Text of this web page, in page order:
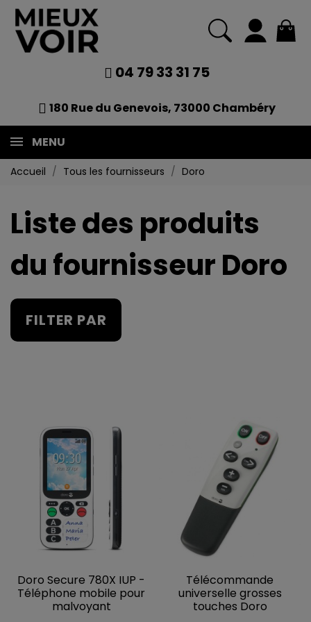
04 79 33 31 75
180 Rue du Genevois, 73000 Chambéry
MENU
Accueil Tous les fournisseurs Doro
Liste des produits
du fournisseur Doro
FILTER PAR
Doro Secure 780X IUP -
Téléphone mobile pour
malvoyant
Télécommande
universelle grosses
touches Doro